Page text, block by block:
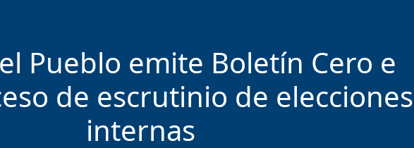
Pueblo emite Boletín Cero e
de escrutinio de elecciones
internas